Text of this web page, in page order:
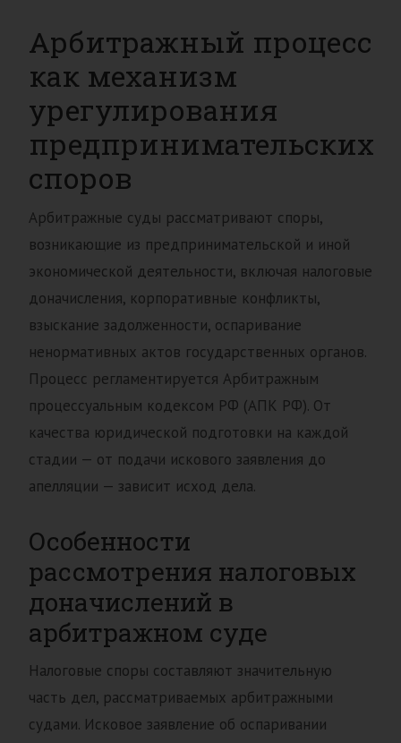
Арбитражный процесс
как механизм
урегулирования
предпринимательских
споров
Арбитражные суды рассматривают споры,
возникающие из предпринимательской и иной
экономической деятельности, включая налоговые
доначисления, корпоративные конфликты,
взыскание задолженности, оспаривание
ненормативных актов государственных органов.
Процесс регламентируется Арбитражным
процессуальным кодексом РФ (АПК РФ). От
качества юридической подготовки на каждой
стадии — от подачи искового заявления до
апелляции — зависит исход дела.
Особенности
рассмотрения налоговых
доначислений в
арбитражном суде
Налоговые споры составляют значительную
часть дел, рассматриваемых арбитражными
судами. Исковое заявление об оспаривании